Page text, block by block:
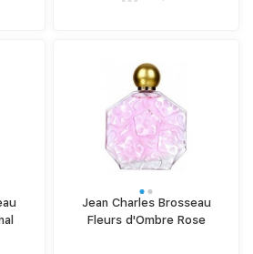
Jean Charles Brosseau
Fleurs d'Ombre Rose